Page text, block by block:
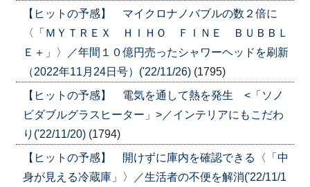
【ヒットの予感】 マイクロナノバブルの数２倍に
〈「ＭＹＴＲＥＸ ＨＩＨＯ ＦＩＮＥ ＢＵＢＢＬ
Ｅ＋」〉／年間１０億円売ったシャワーヘッドを刷新
（2022年11月24日号）('22/11/26) (1795)
【ヒットの予感】 電気を通して熱を発生 <「ソノ
ビダブルグラスヒーター」>／インテリアにもこだわ
り('22/11/20) (1794)
【ヒットの予感】 開けずに庫内を確認できる〈「中
身が見える冷蔵庫」〉／生活者の不便を解消('22/11/1